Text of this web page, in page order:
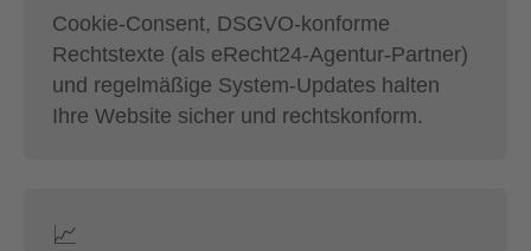
Cookie-Consent, DSGVO-konforme
Rechtstexte (als eRecht24-Agentur-Partner)
und regelmäßige System-Updates halten
Ihre Website sicher und rechtskonform.
📈